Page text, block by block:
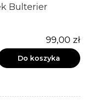
Bulterier
99,00 zł
Do koszyka